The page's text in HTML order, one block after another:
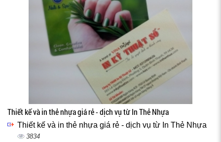
Thiết kế và in thẻ nhựa giá rẻ - dịch vụ từ In Thẻ Nhựa
Thiết kế và in thẻ nhựa giá rẻ - dịch vụ từ In Thẻ Nhựa
3834